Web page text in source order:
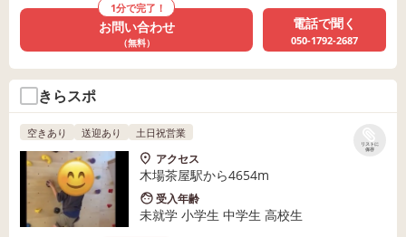
1分で完了！
お問い合わせ
（無料）
電話で聞く
050-1792-2687
きらスポ
リストに
保存
空きあり 送迎あり 土日祝営業
アクセス
木場茶屋駅から4654m
受入年齢
未就学 小学生 中学生 高校生